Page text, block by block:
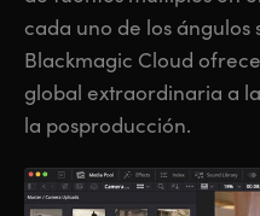
cada uno de los
Blackmagic Cloud
global extraordinaria a
la posproducción.